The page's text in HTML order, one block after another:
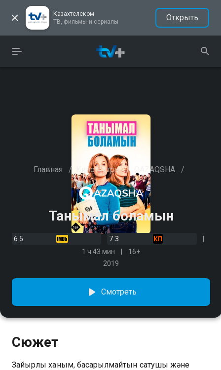
Казахтелеком
ТВ, фильмы и сериалы
Открыть
Главная / Кинотеатры / QAZAQSHA /
Танымал боламын
6.5
7.3
1 ч 43 мин
16+
2019
Смотреть
Сюжет
Зайырлы ханым, басқарылмайтын сатушы және